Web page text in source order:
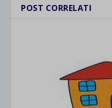
POST CORRELATI